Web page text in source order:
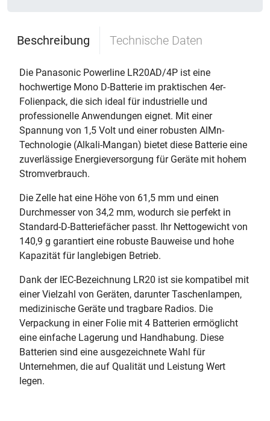
Beschreibung Technische Daten
Die Panasonic Powerline LR20AD/4P ist eine
hochwertige Mono D-Batterie im praktischen 4er-
Folienpack, die sich ideal für industrielle und
professionelle Anwendungen eignet. Mit einer
Spannung von 1,5 Volt und einer robusten AlMn-
Technologie (Alkali-Mangan) bietet diese Batterie eine
zuverlässige Energieversorgung für Geräte mit hohem
Stromverbrauch.
Die Zelle hat eine Höhe von 61,5 mm und einen
Durchmesser von 34,2 mm, wodurch sie perfekt in
Standard-D-Batteriefächer passt. Ihr Nettogewicht von
140,9 g garantiert eine robuste Bauweise und hohe
Kapazität für langlebigen Betrieb.
Dank der IEC-Bezeichnung LR20 ist sie kompatibel mit
einer Vielzahl von Geräten, darunter Taschenlampen,
medizinische Geräte und tragbare Radios. Die
Verpackung in einer Folie mit 4 Batterien ermöglicht
eine einfache Lagerung und Handhabung. Diese
Batterien sind eine ausgezeichnete Wahl für
Unternehmen, die auf Qualität und Leistung Wert
legen.